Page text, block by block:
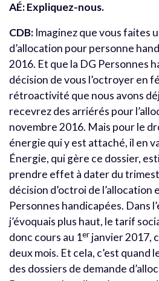
AÉ: Expliquez-nous.
CDB: Imaginez que vous faites
d’allocation pour personne
2016. Et que la DG Personnes
décision de vous l’octroyer en
rétroactivité que nous avons
recevrez des arriérés pour
novembre 2016. Mais pour le
énergie qui y est attaché, il en
Énergie, qui gère ce dossier,
prendre effet à dater du
décision d’octroi de l’allocation
Personnes handicapées. Dans
j’évoquais plus haut, le tarif
donc cours au 1er janvier 2017,
deux mois. Et cela, c’est quand
des dossiers de demande